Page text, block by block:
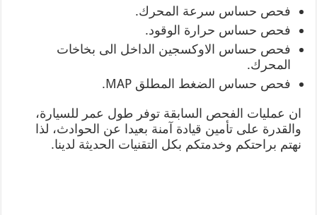
فحص حساس سرعة المحرك.
فحص حساس حرارة الوقود.
فحص حساس الاوكسجين الداخل الى بخاخات
المحرك.
فحص حساس الضغط المطلق MAP.
ان عمليات الفحص السابقة توفر طول عمر للسيارة،
والقدرة على تأمين قيادة آمنة بعيدا عن الحوادث، لذا
نهتم براحتكم وخدمتكم بكل التقنيات الحديثة لدينا.